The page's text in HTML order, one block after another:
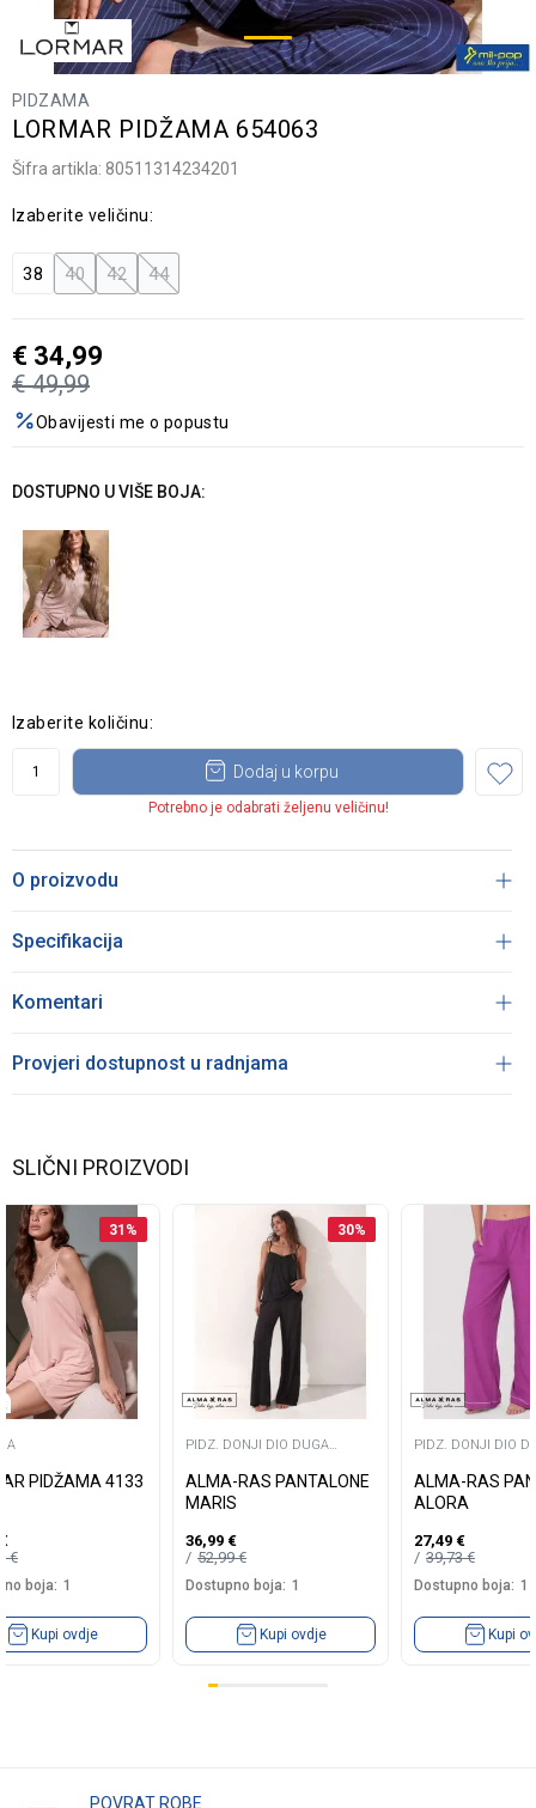
PIDZAMA
LORMAR PIDŽAMA 654063
Šifra artikla: 80511314234201
Izaberite veličinu:
38 40 42 44
€ 49,99
€ 34,99
Obavijesti me o popustu
DOSTUPNO U VIŠE BOJA:
Izaberite količinu:
Dodaj u korpu
Potrebno je odabrati željenu veličinu!
O proizvodu
Specifikacija
Komentari
Provjeri dostupnost u radnjama
SLIČNI PROIZVODI
31 %
PIDŽAMA 4133
€
€
boja: 1
Kupi ovdje
30%
PIDZ. DONJI DIO DUGA
NOGAVICA
ALMA-RAS PANTALONE
MARIS
36,99 €
52,99€
Dostupno boja: 1
Kupi ovdje
PIDZ. DONJI DIO
NOGAVICA
ALMA-RAS
ALORA
27,49 €
39,73€
Dostupno boja: 1
Kupi
POVRAT ROBE